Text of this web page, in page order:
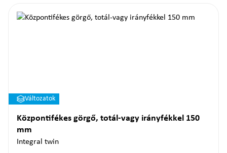
Változatok
Központifékes görgő, totál-vagy irányfékkel 150
mm
Integral twin